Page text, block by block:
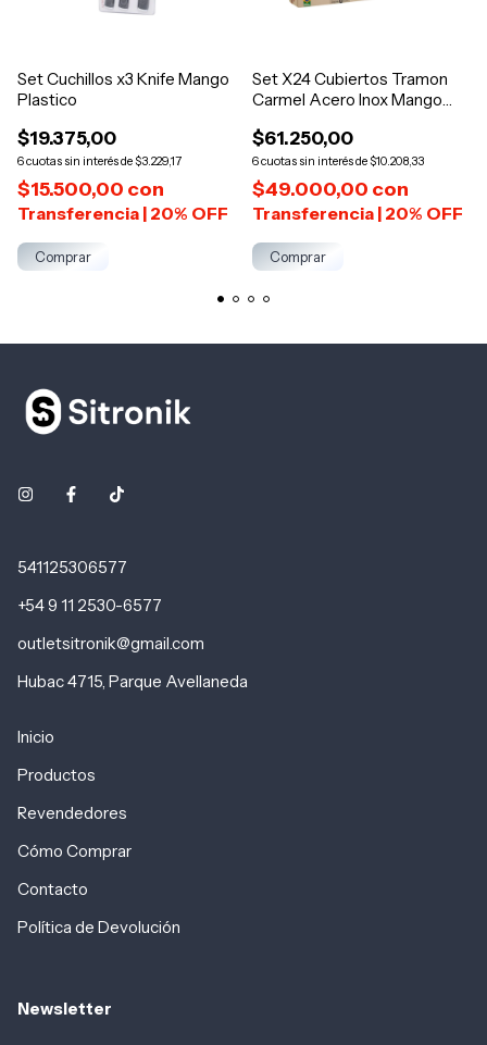
Set Cuchillos x3 Knife Mango
Plastico
$19.375,00
6 $3.229,17
$15.500,00 con
Set X24 Cubiertos Tramon
Carmel Acero Inox Mango
$61.250,00
6 $10.208,33
$49.000,00 con
541125306577
+54 9 11 2530-6577
outletsitronik@gmail.com
Hubac 4715, Parque Avellaneda
Inicio
Productos
Revendedores
Cómo Comprar
Contacto
Política de Devolución
Newsletter